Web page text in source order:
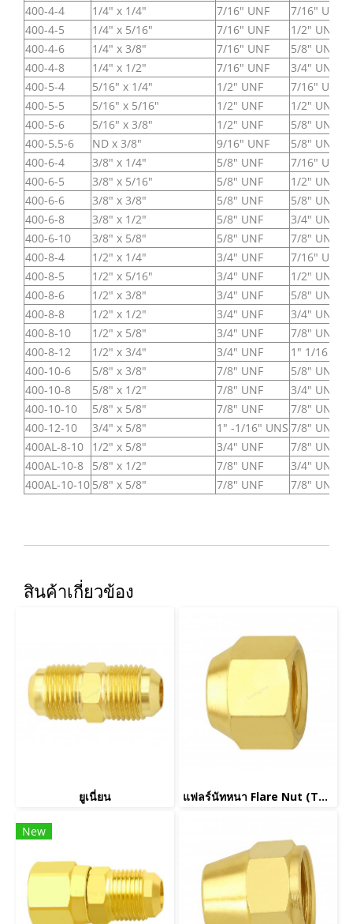
400-4-4
1/4" x 1/4" 7/16" UNF
7/16" UNF
400-4-5
1/4" x 5/16" 7/16" UNF
1/2" UNF
400-4-6
1/4" x 3/8" 7/16" UNF
5/8" UNF
400-4-8
1/4" x 1/2" 7/16" UNF
3/4" UNF
400-5-4
5/16" x 1/4" 1/2" UNF
7/16" UNF
400-5-5
5/16" x 5/16" 1/2" UNF
1/2" UNF
400-5-6
5/16" x 3/8" 1/2" UNF
5/8" UNF
400-5.5-6
ND x 3/8" 9/16" UNF
5/8" UNF
400-6-4
3/8" x 1/4" 5/8" UNF
7/16" UNF
400-6-5
3/8" x 5/16" 5/8" UNF
1/2" UNF
400-6-6
3/8" x 3/8" 5/8" UNF
5/8" UNF
400-6-8
3/8" x 1/2" 5/8" UNF
3/4" UNF
400-6-10
3/8" x 5/8" 5/8" UNF
7/8" UNF
400-8-4
1/2" x 1/4" 3/4" UNF
7/16" UNF
400-8-5
1/2" x 5/16" 3/4" UNF
1/2" UNF
400-8-6
1/2" x 3/8" 3/4" UNF
5/8" UNF
400-8-8
1/2" x 1/2" 3/4" UNF
3/4" UNF
400-8-10
1/2" x 5/8" 3/4" UNF
7/8" UNF
400-8-12
1/2" x 3/4" 3/4" UNF
1" 1/16 UNS
400-10-6
5/8" x 3/8" 7/8" UNF
5/8" UNF
400-10-8
5/8" x 1/2" 7/8" UNF
3/4" UNF
400-10-10
5/8" x 5/8" 7/8" UNF
7/8" UNF
400-12-10
3/4" x 5/8" 1" -1/16" UNS 7/8" UNF
400AL-8-10
1/2" x 5/8" 3/4" UNF
7/8" UNF
400AL-10-8
5/8" x 1/2" 7/8" UNF
3/4" UNF
400AL-10-10 5/8" x 5/8" 7/8" UNF 7/8" UNF
สินค้าเกี่ยวข้อง
ยูเนี่ยน แฟลร์นัทหนา Flare Nut (Thick)
New